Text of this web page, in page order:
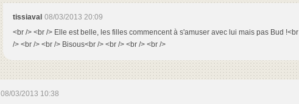
tissiaval 08/03/2013 20:09
<br /> <br /> Elle est belle, les filles commencent à s'amuser avec lui mais pas Bud !<br
/> <br /> <br /> Bisous<br /> <br /> <br /> <br />
08/03/2013 10:38